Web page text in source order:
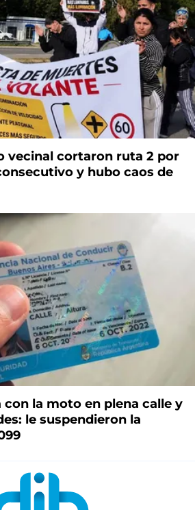
vecinal cortaron ruta 2 por
y hubo caos de
con la moto en plena calle y
le suspendieron la